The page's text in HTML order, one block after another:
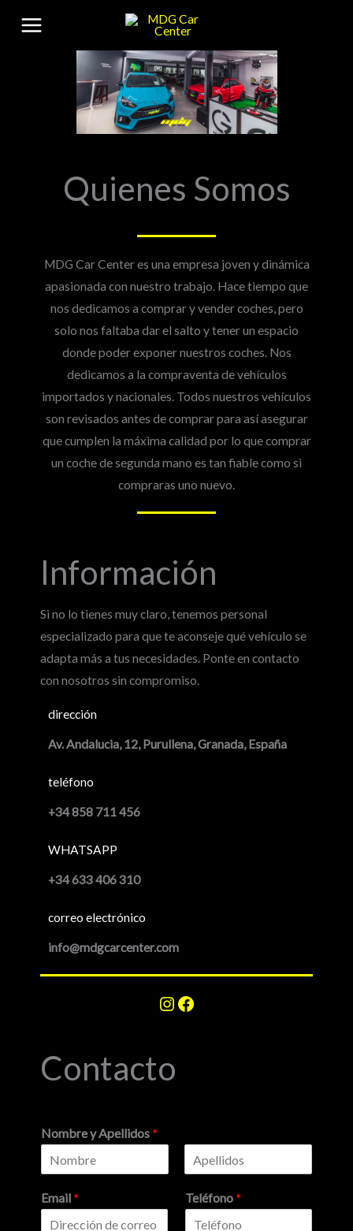
Quienes Somos
MDG Car Center es una empresa joven y dinámica
apasionada con nuestro trabajo. Hace tiempo que
nos dedicamos a comprar y vender coches, pero
solo nos faltaba dar el salto y tener un espacio
donde poder exponer nuestros coches. Nos
dedicamos a la compraventa de vehículos
importados y nacionales. Todos nuestros vehículos
son revisados antes de comprar para así asegurar
que cumplen la máxima calidad por lo que comprar
un coche de segunda mano es tan fiable como si
compraras uno nuevo.
Información
Si no lo tienes muy claro, tenemos personal
especializado para que te aconseje qué vehículo se
adapta más a tus necesidades. Ponte en contacto
con nosotros sin compromiso.
dirección
Av. Andalucia, 12, Purullena, Granada, España
teléfono
+34 858 711 456
WHATSAPP
+34 633 406 310
correo electrónico
info@mdgcarcenter.com
Instagram Facebook
Contacto
Nombre y Apellidos*
o
m
p
e
Email* Teléfono*